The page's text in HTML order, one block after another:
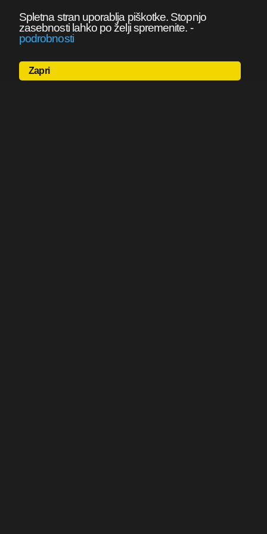
Spletna stran uporablja piškotke. Stopnjo
zasebnosti lahko po želji spremenite. -
podrobnosti
Zapri